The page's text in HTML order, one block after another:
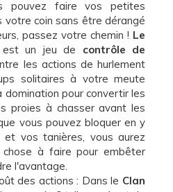
pouvez faire vos petites
votre coin sans être dérangé
passez votre chemin ! Le
est un jeu de contrôle de
les actions de hurlement
solitaires à votre meute
domination pour convertir les
proies à chasser avant les
vous pouvez bloquer en y
vos tanières, vous aurez
chose à faire pour embêter
l'avantage.
des actions : Dans le Clan